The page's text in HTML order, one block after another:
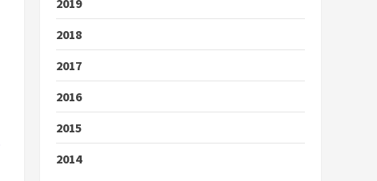
2019
2018
2017
2016
2015
2014